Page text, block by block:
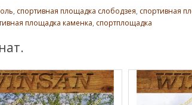
, спортивная площадка слободзея, спортивная
площадка каменка, спортплощадка